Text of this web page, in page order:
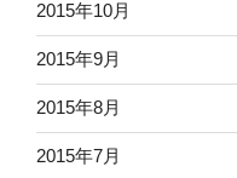
2015年10月
2015年9月
2015年8月
2015年7月